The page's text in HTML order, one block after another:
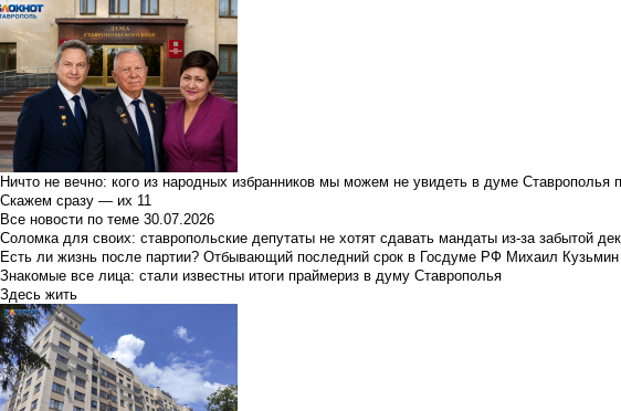
Ничто не вечно: кого из народных избранников мы можем не увидеть в думе Ставрополья
Скажем сразу — их 11
Все новости по теме 30.07.2026
Соломка для своих: ставропольские депутаты не хотят сдавать мандаты из-за забытой
Есть ли жизнь после партии? Отбывающий последний срок в Госдуме РФ Михаил Кузьмин
Знакомые все лица: стали известны итоги праймериз в думу Ставрополья
Здесь жить